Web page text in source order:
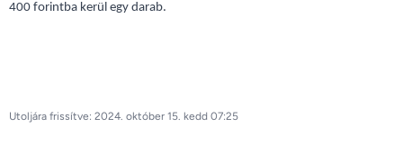
400 forintba kerül egy darab.
Utoljára frissítve: 2024. október 15. kedd 07:25